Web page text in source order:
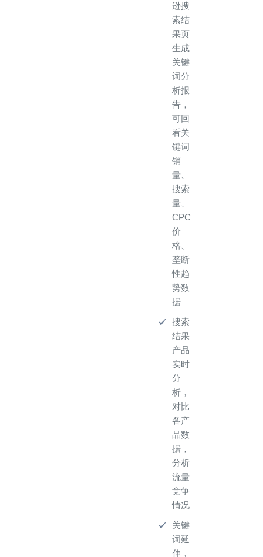
逊搜
索结
果页
生成
关键
词分
析报
告，
可回
看关
键词
销
量、
搜索
量、
CPC
价
格、
垄断
性趋
势数
据
搜索
结果
产品
实时
分
析，
对比
各产
品数
据，
分析
流量
竞争
情况
关键
词延
伸，